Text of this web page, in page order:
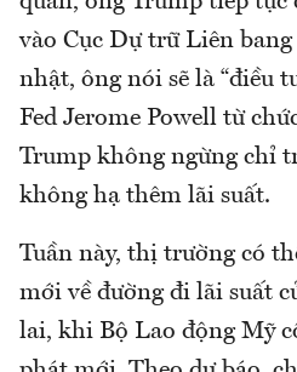
vào Cục Dự trữ Liên
nhật, ông nói sẽ là “điều
Fed Jerome Powell từ
Trump không ngừng chỉ
không hạ thêm lãi suất.
Tuần này, thị trường có
mới về đường đi lãi suất
lai, khi Bộ Lao động Mỹ